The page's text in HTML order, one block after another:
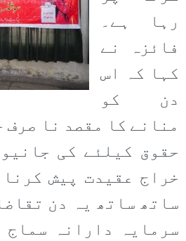
رہا ہے۔
فائزہ نے
کہا کہ اس
دن کو
منانے کا مقصد نا
حقوق کیلئے کی
خراج عقیدت پیش
ساتھ ساتھ یہ دن
سرمایہ دارانہ